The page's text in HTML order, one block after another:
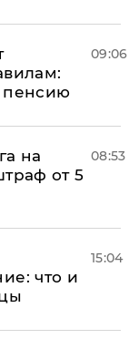
пенсию
09:06
на
от 5
08:53
что и
15:04